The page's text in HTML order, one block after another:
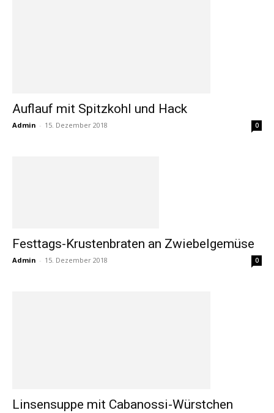
Auflauf mit Spitzkohl und Hack
Admin - 15. Dezember 2018 0
Festtags-Krustenbraten an Zwiebelgemüse
Admin - 15. Dezember 2018 0
Linsensuppe mit Cabanossi-Würstchen